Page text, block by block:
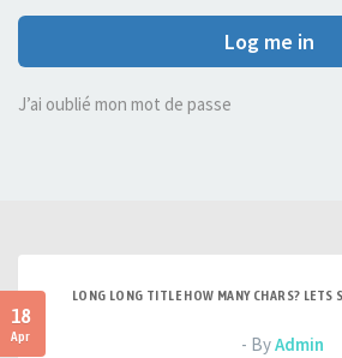
Log me in
J’ai oublié mon mot de passe
18
Apr
LONG LONG TITLE HOW MANY CHARS? LETS
- ByAdmin